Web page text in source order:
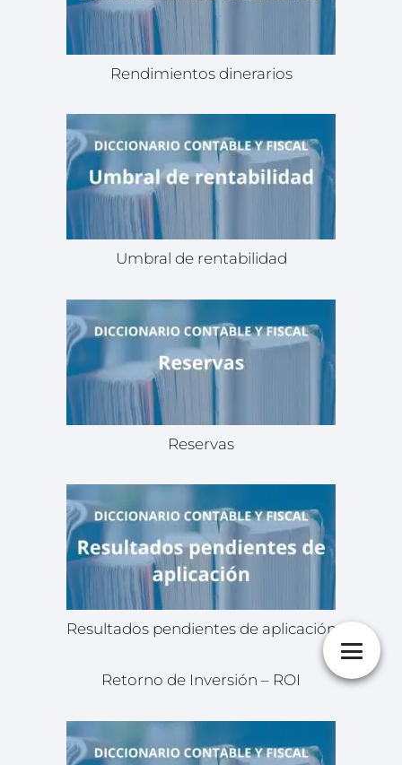
Rendimientos dinerarios
Umbral de rentabilidad
Reservas
Resultados pendientes de aplicación
Retorno de Inversión – ROI